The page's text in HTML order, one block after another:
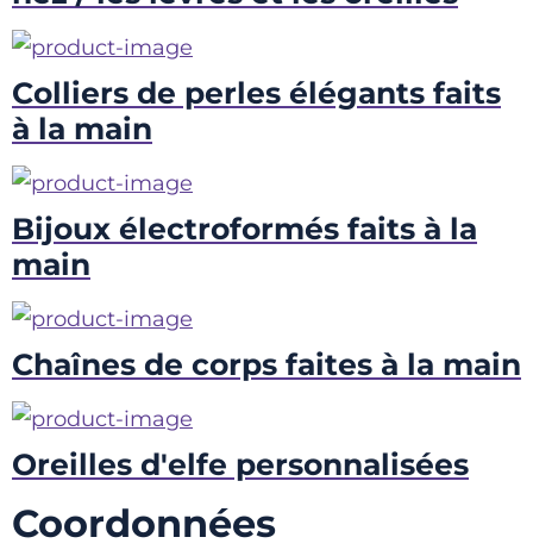
Colliers de perles élégants faits
à la main
Bijoux électroformés faits à la
main
Chaînes de corps faites à la main
Oreilles d'elfe personnalisées
Coordonnées